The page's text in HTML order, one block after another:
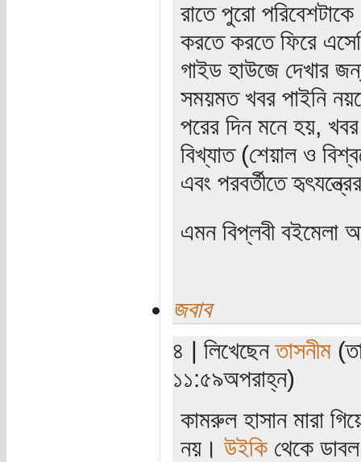
রাতে পুরো
করতে করতে ফিরে
গাইড হাউজে দেখার
সময়মত খবর পাইনি
পরের দিন মনে হয়,
বিখ্যাত (শেয়াল ও
এবং পরবর্তীতে
এমন বিপ্লবী
জবাব
৪ | লিখেছেনতাসনীম
১১:৫৯অপরাহ্ন)
কামরুল হাসান মারা
নয়। উইকিথেকে